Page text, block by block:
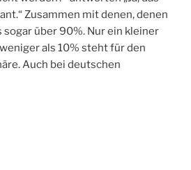
Zusammen mit denen, denen
sogar über 90%. Nur ein kleiner
als 10% steht für den
Auch bei deutschen